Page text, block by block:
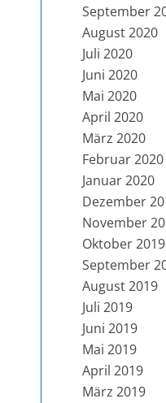
September
August 2020
Juli 2020
Juni 2020
Mai 2020
April 2020
März 2020
Februar 2020
Januar 2020
Dezember
November
Oktober 2019
September
August 2019
Juli 2019
Juni 2019
Mai 2019
April 2019
März 2019